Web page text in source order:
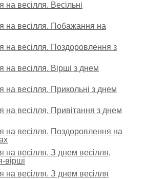
весілля. Весільні
на весілля. Побажання на
на весілля. Поздоровлення з
на весілля. Вірші з днем
на весілля. Прикольні з днем
на весілля. Привітання з днем
на весілля. Поздоровлення на
на весілля. З днем весілля,
вірші
на весілля. З днем весілля